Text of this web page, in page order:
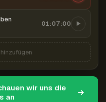
01:07:00
wir uns die
an